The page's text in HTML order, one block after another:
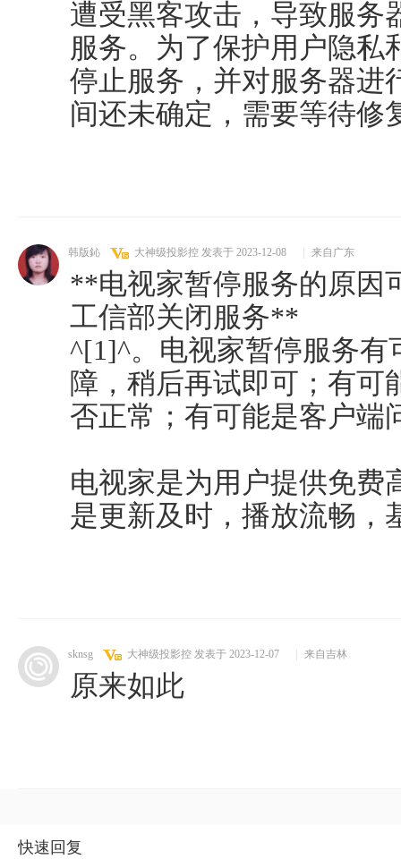
遭受黑客攻击，导致服务
服务。为了保护用户隐私
停止服务，并对服务器进
间还未确定，需要等待修
韩版鈊 大神级投影控 发表于 2023-12-08 来自广东
**电视家暂停服务的原因
工信部关闭服务**
^[1]^。电视家暂停服务有
障，稍后再试即可；有可
否正常；有可能是客户端
电视家是为用户提供免费
是更新及时，播放流畅，
sknsg 大神级投影控 发表于 2023-12-07 来自吉林
原来如此
快速回复